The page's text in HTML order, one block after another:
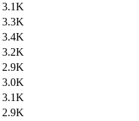
3.1K
3.3K
3.4K
3.2K
2.9K
3.0K
3.1K
2.9K